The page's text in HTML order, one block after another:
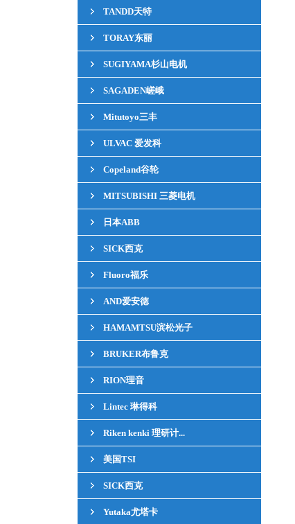
TANDD天特
TORAY东丽
SUGIYAMA杉山电机
SAGADEN嵯峨
Mitutoyo三丰
ULVAC 爱发科
Copeland谷轮
MITSUBISHI 三菱电机
日本ABB
SICK西克
Fluoro福乐
AND爱安徳
HAMAMTSU滨松光子
BRUKER布鲁克
RION理音
Lintec 琳得科
Riken kenki 理研计...
美国TSI
SICK西克
Yutaka尤塔卡